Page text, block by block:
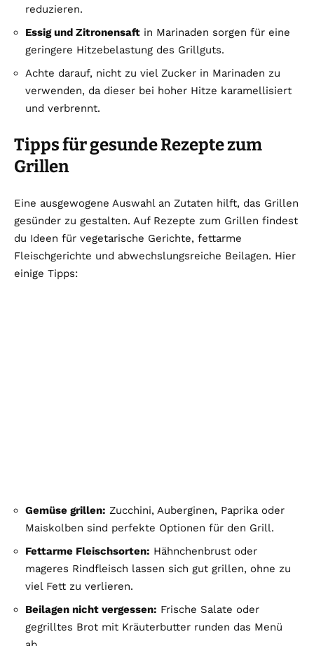
reduzieren.
Essig und Zitronensaft in Marinaden sorgen für eine
geringere Hitzebelastung des Grillguts.
Achte darauf, nicht zu viel Zucker in Marinaden zu
verwenden, da dieser bei hoher Hitze karamellisiert
und verbrennt.
Tipps für gesunde Rezepte zum
Grillen
Eine ausgewogene Auswahl an Zutaten hilft, das Grillen
gesünder zu gestalten. Auf Rezepte zum Grillen findest
du Ideen für vegetarische Gerichte, fettarme
Fleischgerichte und abwechslungsreiche Beilagen. Hier
einige Tipps:
Gemüse grillen: Zucchini, Auberginen, Paprika oder
Maiskolben sind perfekte Optionen für den Grill.
Fettarme Fleischsorten: Hähnchenbrust oder
mageres Rindfleisch lassen sich gut grillen, ohne zu
viel Fett zu verlieren.
Beilagen nicht vergessen: Frische Salate oder
gegrilltes Brot mit Kräuterbutter runden das Menü